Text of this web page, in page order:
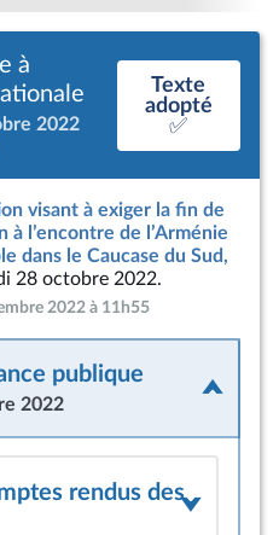
à
2022
Texte
adopté
✅
visant à exiger la fin de
à l’encontre de l’Arménie
dans le Caucase du Sud,
28 octobre 2022.
2022 à 11h55
publique
2022
rendus des